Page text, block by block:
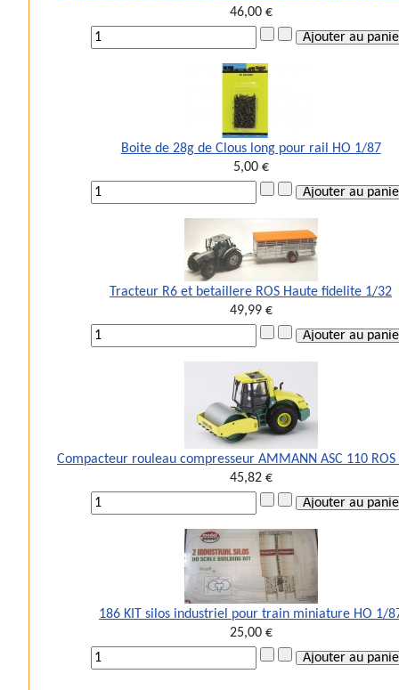
46,00 €
Boite de 28g de Clous long pour rail HO 1/87
5,00 €
Tracteur R6 et betaillere ROS Haute fidelite 1/32
49,99 €
Compacteur rouleau compresseur AMMANN ASC 110 ROS
45,82 €
186 KIT silos industriel pour train miniature HO 1/
25,00 €